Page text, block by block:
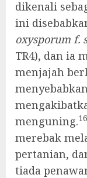
dikenali
ini
oxysporum f.
TR4), dan ia
menjajah
menguning.16
merebak
pertanian,
tiada